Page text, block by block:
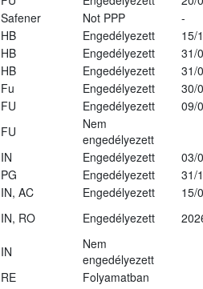
Safener Not PPP
-
HB Engedélyezett
15/
HB Engedélyezett
31/
HB Engedélyezett
31/
Fu Engedélyezett
30/
FU Engedélyezett
09/
FU
Nem
engedélyezett
IN Engedélyezett
03/
PG Engedélyezett
31/
IN, AC Engedélyezett
15/
IN, RO Engedélyezett
IN
Nem
engedélyezett
RE
Folyamatban